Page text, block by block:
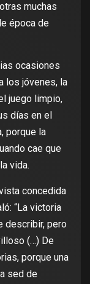
muchas
época de
ocasiones
los jóvenes, la
juego limpio,
días en el
porque la
cae que
vida.
concedida
“La victoria
describir, pero
(…) De
porque una
sed de